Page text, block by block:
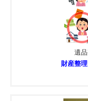
遺
財産整